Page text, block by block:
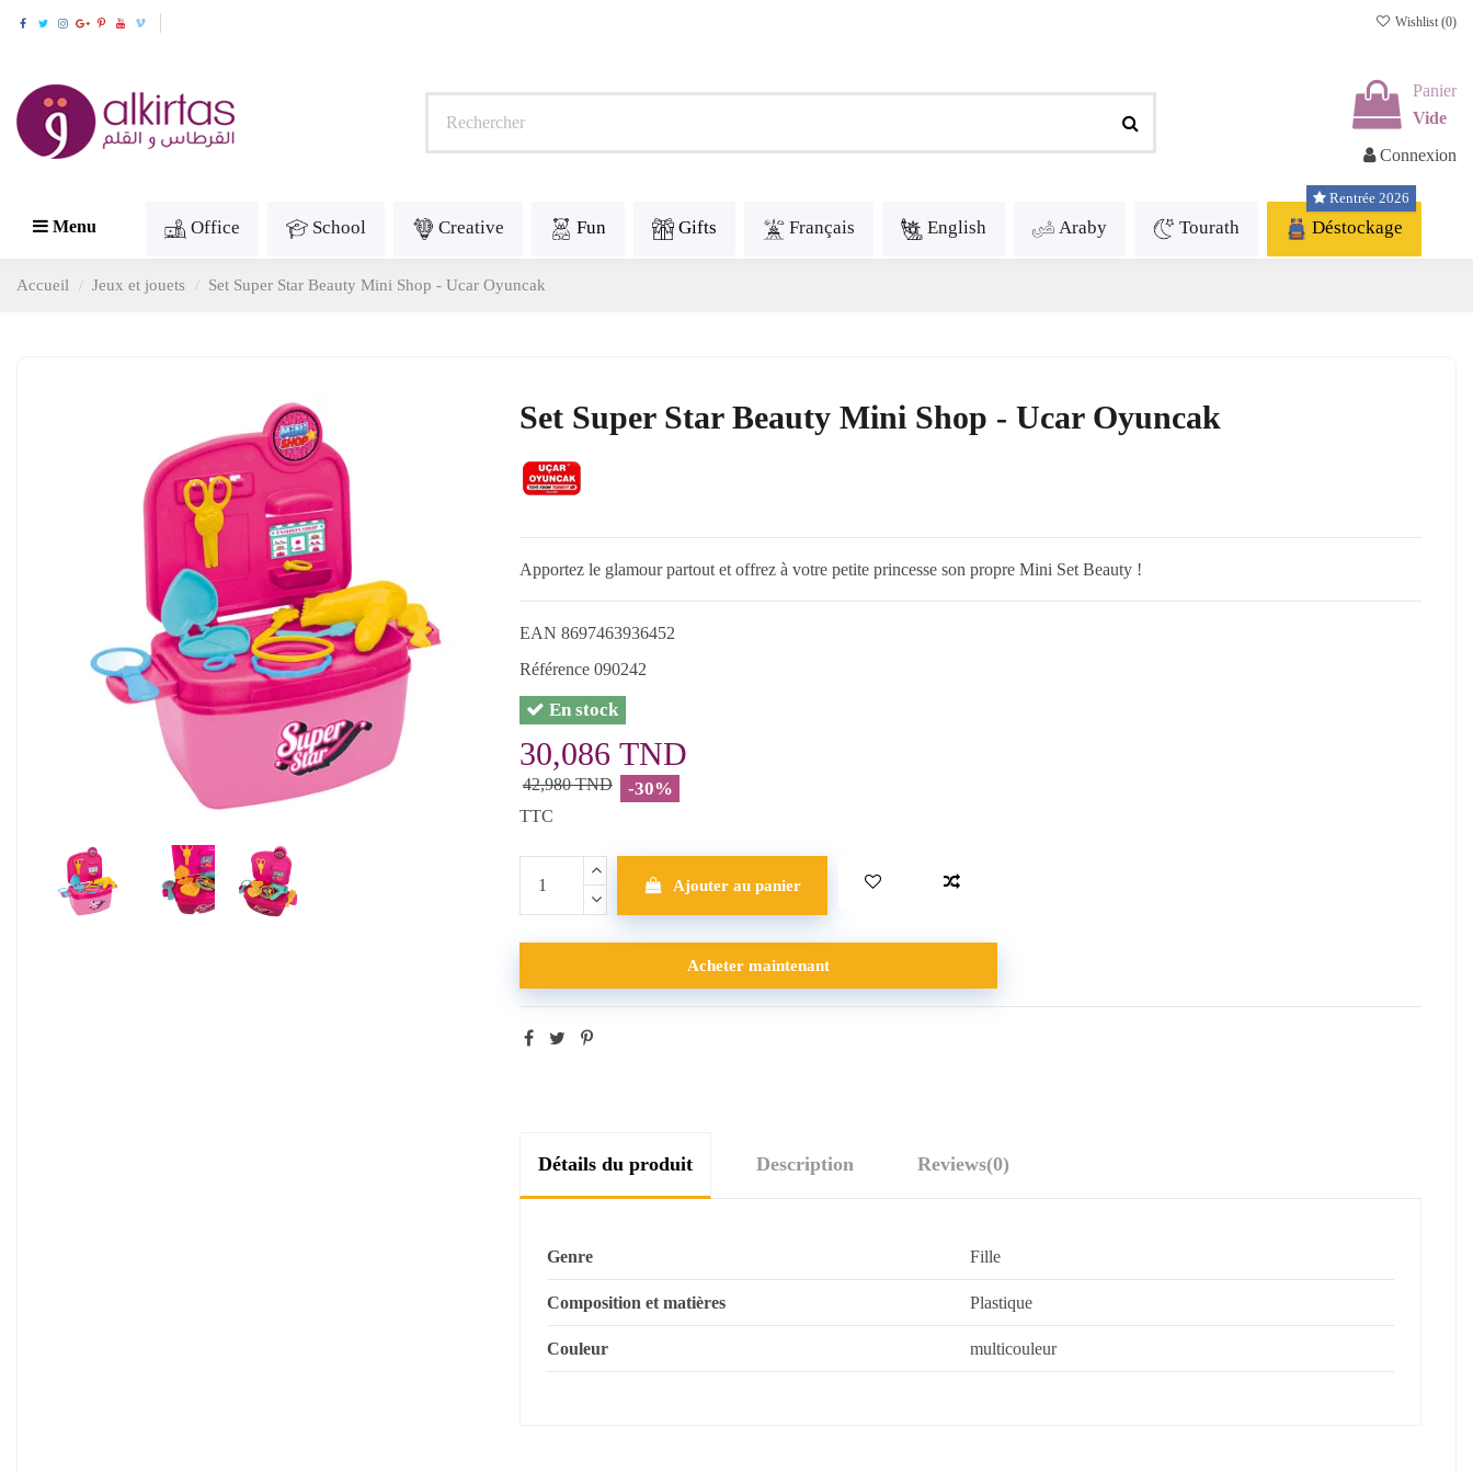
Wishlist (0)
Panier
Vide
Connexion
Menu Office School Creative Fun Gifts Français English Araby Tourath Déstockage
Rentrée 2026
Accueil Jeux et jouets Set Super Star Beauty Mini Shop - Ucar Oyuncak
Set Super Star Beauty Mini Shop - Ucar Oyuncak
Apportez le glamour partout et offrez à votre petite princesse son propre Mini Set Beauty !
EAN 8697463936452
Référence 090242
En stock
30,086 TND
42,980 TND -30%
TTC
Ajouter au panier
Acheter maintenant
Détails du produit Description Reviews(0)
Genre Fille
Composition et matières Plastique
Couleur multicouleur